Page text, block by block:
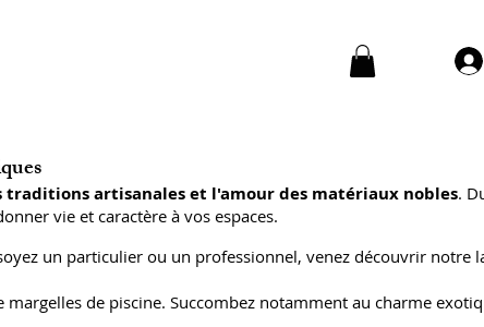
traditions artisanales et l'amour des matériaux nobles.
vie et caractère à vos espaces.
un particulier ou un professionnel, venez découvrir notre
de piscine. Succombez notamment au charme